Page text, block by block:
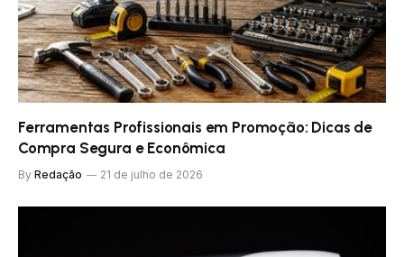
Ferramentas Profissionais em Promoção: Dicas de
Compra Segura e Econômica
By Redação 21 de julho de 2026